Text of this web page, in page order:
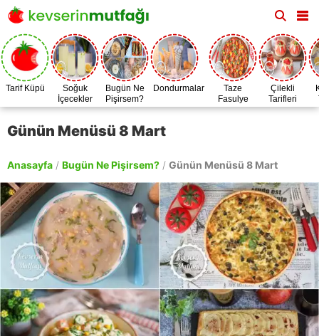
Tarif Küpü
Soğuk
İçecekler
Bugün Ne
Pişirsem?
Dondurmalar
Taze
Fasulye
Zamanı
Çilekli
Tarifleri
Günün Menüsü 8 Mart
Anasayfa / Bugün Ne Pişirsem? / Günün Menüsü 8 Mart